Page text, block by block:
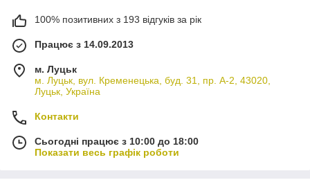
100% позитивних з 193 відгуків за рік
Працює з 14.09.2013
м. Луцьк
м. Луцьк, вул. Кременецька, буд. 31, пр. А-2, 43020,
Луцьк, Україна
Контакти
Сьогодні працює з 10:00 до 18:00
Показати весь графік роботи